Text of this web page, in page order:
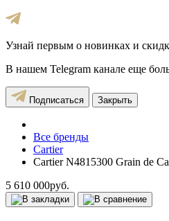
Узнай первым о новинках и
В нашем Telegram канале еще
Подписаться Закрыть
Все бренды
Cartier
Cartier N4815300 Grain de
5 610 000руб.